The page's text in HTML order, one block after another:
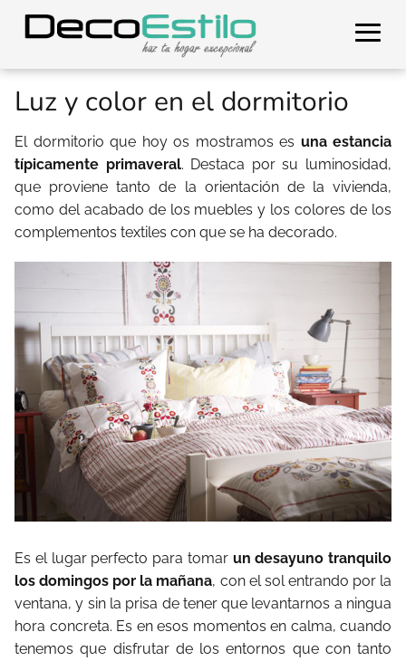
Luz y color en el dormitorio
El dormitorio que hoy os mostramos es una estancia
típicamente primaveral. Destaca por su luminosidad,
que proviene tanto de la orientación de la vivienda,
como del acabado de los muebles y los colores de los
complementos textiles con que se ha decorado.
Es el lugar perfecto para tomar un desayuno tranquilo
los domingos por la mañana, con el sol entrando por la
ventana, y sin la prisa de tener que levantarnos a ningua
hora concreta. Es en esos momentos en calma, cuando
tenemos que disfrutar de los entornos que con tanto